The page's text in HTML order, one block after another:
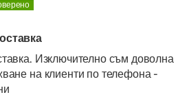
Изключително съм доволна
на клиенти по телефона -